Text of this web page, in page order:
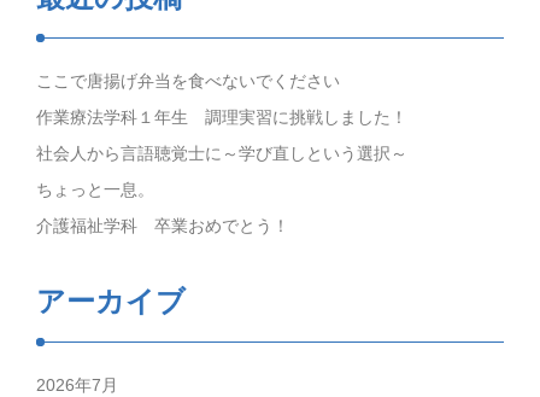
ここで唐揚げ弁当を食べないでください
作業療法学科１年生 調理実習に挑戦しました！
社会人から言語聴覚士に～学び直しという選択～
ちょっと一息。
介護福祉学科 卒業おめでとう！
アーカイブ
2026年7月